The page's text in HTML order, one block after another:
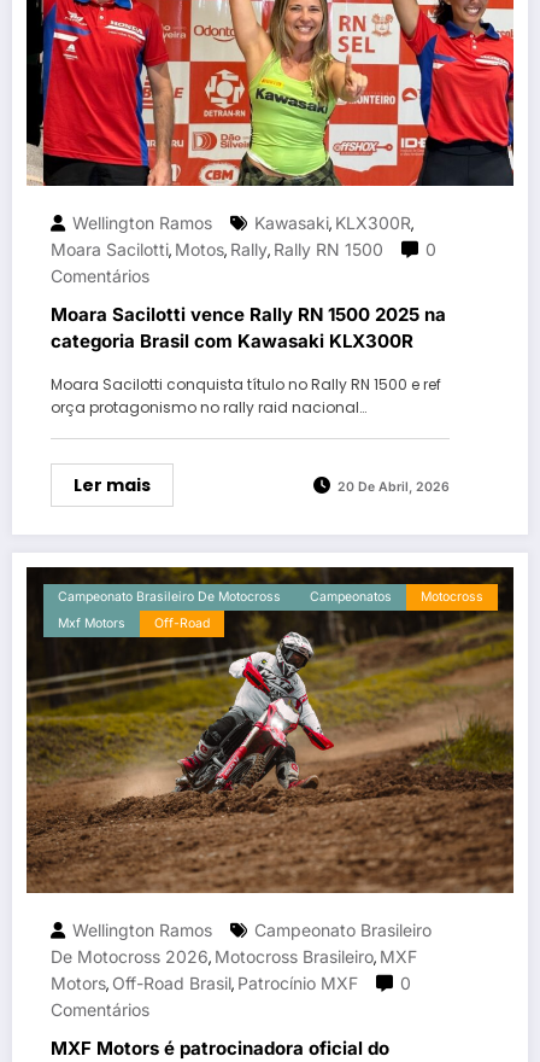
Wellington Ramos Kawasaki, KLX300R,
Moara Sacilotti, Motos, Rally, Rally RN 1500
0
Comentários
Moara Sacilotti vence Rally RN 1500 2025 na
categoria Brasil com Kawasaki KLX300R
Moara Sacilotti conquista título no Rally RN 1500 e ref
orça protagonismo no rally raid nacional…
Ler mais 20 De Abril, 2026
Campeonato Brasileiro De Motocross Campeonatos
Motocross
Mxf Motors
Off-Road
Wellington Ramos
Campeonato Brasileiro
De Motocross 2026, Motocross Brasileiro, MXF
Motors, Off-Road Brasil, Patrocínio MXF
0
Comentários
MXF Motors é patrocinadora oficial do